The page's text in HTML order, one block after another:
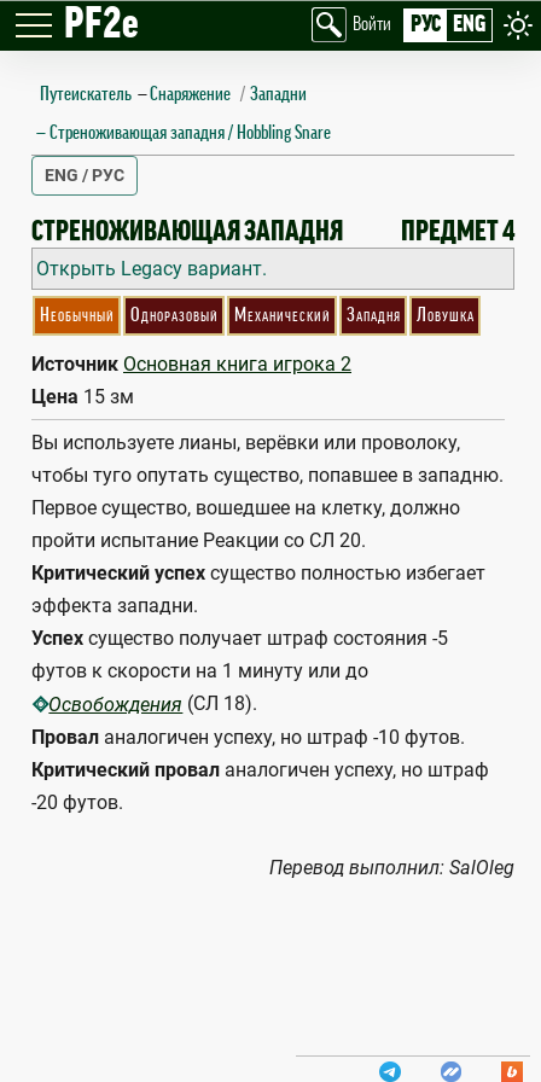
PF2e Войти РУС ENG
Путеискатель —Снаряжение
Западни
Стреноживающая западня / Hobbling Snare
ENG / РУС
СТРЕНОЖИВАЮЩАЯ ЗАПАДНЯ
HOBBLING SNARE ПРЕДМЕТ 4
Открыть Legacy вариант.
Необычный Одноразовый Механический Западня Ловушка
Источник Основная книга игрока 2
Цена 15 зм
Вы используете лианы, верёвки или проволоку,
чтобы туго опутать существо, попавшее в западню.
Первое существо, вошедшее на клетку, должно
пройти испытание Реакции со СЛ 20.
Критический успех существо полностью избегает
эффекта западни.
Успех существо получает штраф состояния -5
футов к скорости на 1 минуту или до
Освобождения (СЛ 18).
Провал аналогичен успеху, но штраф -10 футов.
Критический провал аналогичен успеху, но штраф
-20 футов.
Перевод выполнил: SalOleg